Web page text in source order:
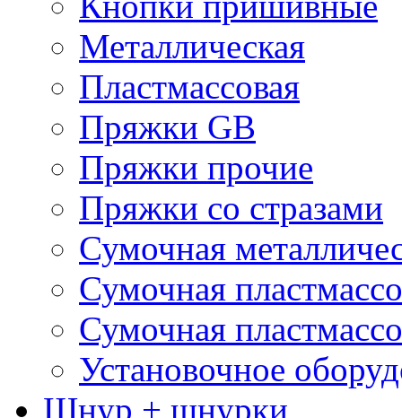
Металлическая
Пластмассовая
Пряжки GB
Пряжки прочие
Пряжки со стразами
Сумочная
Сумочная
Сумочная
Установочное
Шнур + шнурки